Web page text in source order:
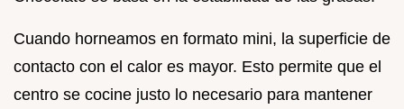
Cuando horneamos en formato mini, la superficie de
contacto con el calor es mayor. Esto permite que el
centro se cocine justo lo necesario para mantener